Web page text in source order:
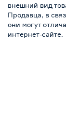
внешний вид
Продавца, в
они могут
интернет-сайте.